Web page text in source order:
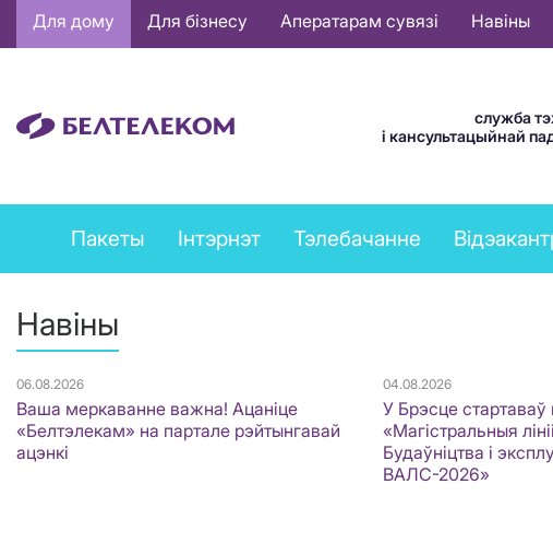
Основная
навигация
Для дому Для бізнесу Аператарам сувязі Навіны
служба
і кансультацыйнай
Private
services
Пакеты Інтэрнэт Тэлебачанне
Навіны
06.08.2026
Ваша меркаванне важна! Ацаніце
«Белтэлекам» на партале рэйтынгавай
ацэнкі
04.08.2026
У Брэсце стартаваў
«Магістральныя
Будаўніцтва і
ВАЛС-2026»